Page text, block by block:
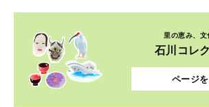
里の恵み、文
石川コレ
ページ